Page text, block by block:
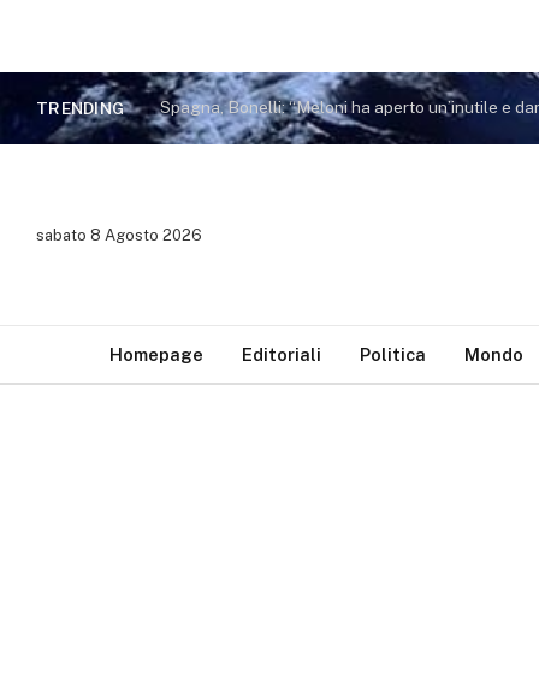
TRENDING
sabato 8 Agosto 2026
Homepage Editoriali Politica Mondo